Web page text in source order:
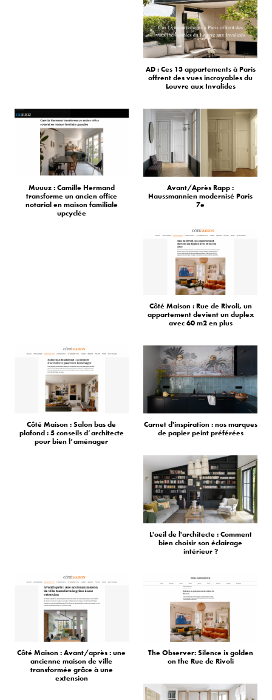
AD : Ces 13 appartements à Paris
offrent des vues incroyables du
Louvre aux Invalides
Muuuz : Camille Hermand
transforme un ancien office
notarial en maison familiale
upcyclée
Avant/Après Rapp :
Haussmannien modernisé Paris
7e
Côté Maison : Rue de Rivoli, un
appartement devient un duplex
avec 60 m2 en plus
Côté Maison : Salon bas de
plafond : 5 conseils d’architecte
pour bien l’aménager
Carnet d'inspiration : nos marques
de papier peint préférées
L'oeil de l'architecte : Comment
bien choisir son éclairage
intérieur ?
Côté Maison : Avant/après : une
ancienne maison de ville
transformée grâce à une
extension
The Observer: Silence is golden
on the Rue de Rivoli